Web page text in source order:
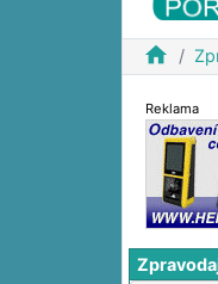
home
Reklama